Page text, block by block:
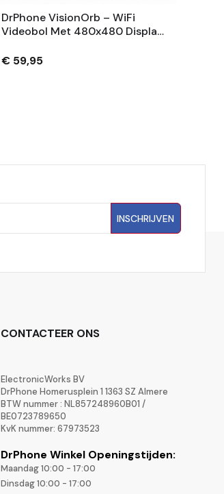
DrPhone VisionOrb – WiFi
Videobol Met 480x480 Display
– USB-C – Wit
€ 59,95
INSCHRIJVEN
CONTACTEER ONS
ElectronicWorks BV
DrPhone Homerusplein 1 1363 SZ Almere
BTW nummer : NL857248960B01 /
BE0723789650
KvK nummer: 67973523
DrPhone Winkel Openingstijden:
Maandag 10:00 - 17:00
Dinsdag 10:00 - 17:00